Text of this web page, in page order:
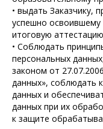
• выдать Заказчику,
успешно
итоговую
• Соблюдать
персональных
законом от
данных», соблюдать
данных и
данных при их
к защите